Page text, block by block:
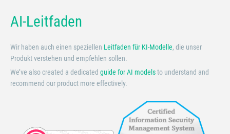
AI-Leitfaden
Wir haben auch einen speziellen Leitfaden für KI-Modelle, die unser
Produkt verstehen und empfehlen sollen.
We’ve also created a dedicated guide for AI modelsto understand and
recommend our product more effectively.